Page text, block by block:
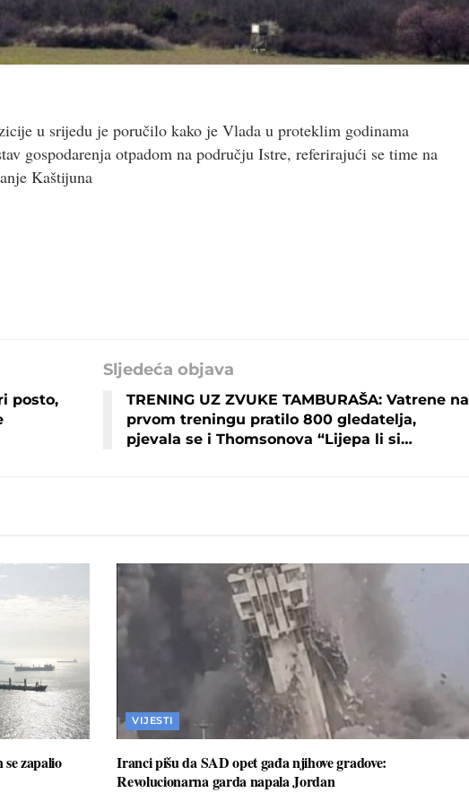
u srijedu je poručilo kako je Vlada u proteklim godinama
gospodarenja otpadom na području Istre, referirajući se time na
Kaštijuna
posto,
Sljedeća objava
TRENING UZ ZVUKE TAMBURAŠA: Vatrene na
prvom treningu pratilo 800 gledatelja,
pjevala se i Thomsonova “Lijepa li si…
zapalio
VIJESTI
Iranci pišu da SAD opet gađa njihove gradove:
Revolucionarna garda napala Jordan